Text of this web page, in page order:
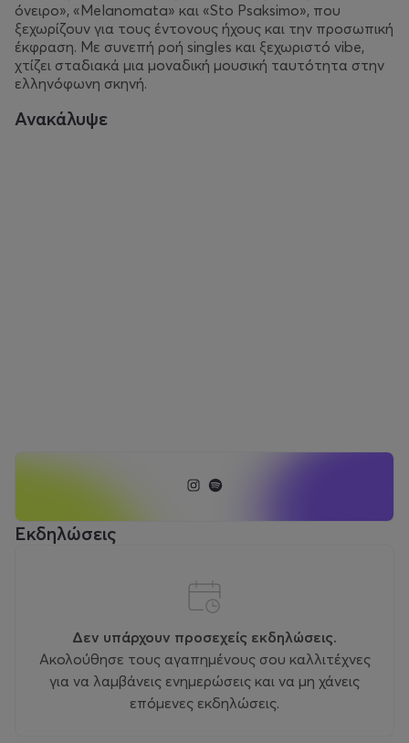
όνειρο», «Melanomata» και «Sto Psaksimo», που
ξεχωρίζουν για τους έντονους ήχους και την προσωπική
έκφραση. Με συνεπή ροή singles και ξεχωριστό vibe,
χτίζει σταδιακά μια μοναδική μουσική ταυτότητα στην
ελληνόφωνη σκηνή.
Ανακάλυψε
Εκδηλώσεις
Δεν υπάρχουν προσεχείς εκδηλώσεις.
Ακολούθησε τους αγαπημένους σου καλλιτέχνες
για να λαμβάνεις ενημερώσεις και να μη χάνεις
επόμενες εκδηλώσεις.